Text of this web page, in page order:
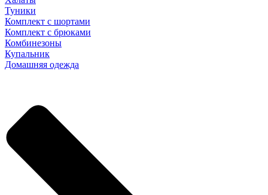
Туники
Комплект с шортами
Комплект с брюками
Комбинезоны
Купальник
Домашняя одежда